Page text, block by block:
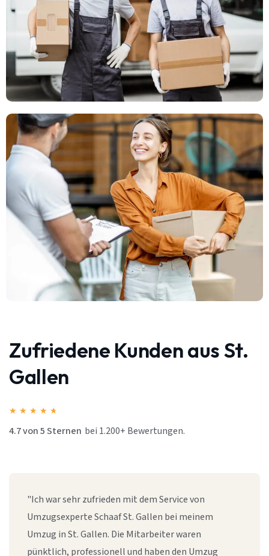
Zufriedene Kunden aus St.
Gallen
★ ★ ★ ★ ★
4.7 von 5 Sternen bei 1.200+ Bewertungen.
"Ich war sehr zufrieden mit dem Service von
Umzugsexperte Schaaf St. Gallen bei meinem
Umzug in St. Gallen. Die Mitarbeiter waren
pünktlich, professionell und haben den Umzug